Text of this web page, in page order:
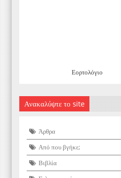
Εορτολόγιο
Ανακαλύψτε το site
Άρθρα
Από που βγήκε;
Βιβλία